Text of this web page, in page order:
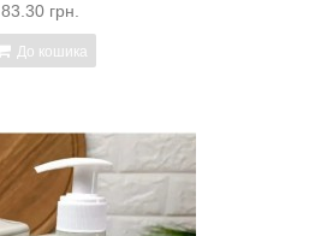
83.30 грн.
До кошика